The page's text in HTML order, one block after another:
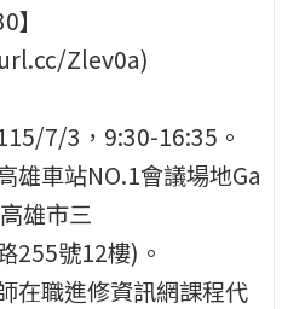
Zlev0a)
7/3，9:30-16:35。
雄車站NO.1會議場地Ga
雄市三
255號12樓)。
在職進修資訊網課程代